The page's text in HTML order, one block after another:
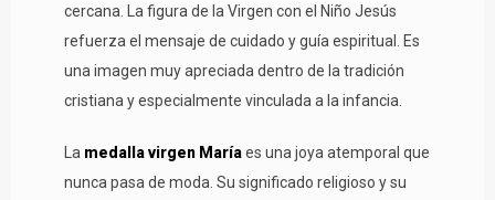
cercana. La figura de la Virgen con el Niño Jesús
refuerza el mensaje de cuidado y guía espiritual. Es
una imagen muy apreciada dentro de la tradición
cristiana y especialmente vinculada a la infancia.
La medalla virgen Maríaes una joya atemporal que
nunca pasa de moda. Su significado religioso y su